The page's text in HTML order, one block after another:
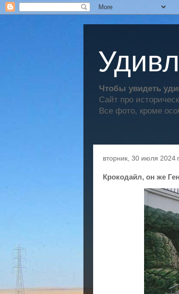
Чтобы увидеть
Сайт про
Все фото, кроме
вторник, 30 июля 2024 г.
Крокодайл, он же